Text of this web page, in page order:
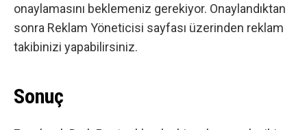
onaylamasını beklemeniz gerekiyor. Onaylandıktan
sonra Reklam Yöneticisi sayfası üzerinden reklam
takibinizi yapabilirsiniz.
Sonuç